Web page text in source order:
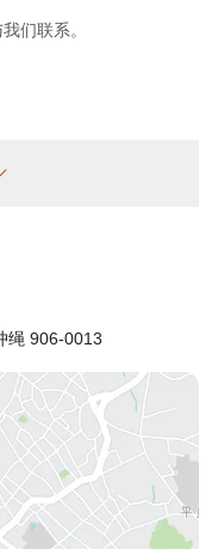
们联系。
绳 906-0013